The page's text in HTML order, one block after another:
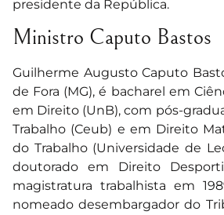
presidente da República.
Ministro Caputo Bastos
Guilherme Augusto Caputo
de Fora (MG), é bacharel em
em Direito (UnB), com pós-
Trabalho (Ceub) e em Direito
do Trabalho (Universidade de
doutorado em Direito
magistratura trabalhista em
nomeado desembargador do